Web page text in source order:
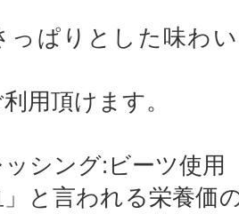
っぱりとした味わ
用頂けます。
シング:ビーツ使用
」と言われる栄養価